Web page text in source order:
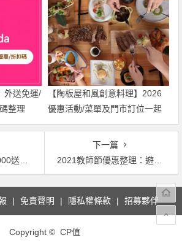
外送免運/
整理
【陶板屋和風創意料理】2026
優惠活動/菜單及門市訂位一起
看！
」瘋點數雙倍送
下一篇
2021教師節優惠整理：遊樂園、住房、餐飲、網路吃到飽、購3C一次看！
免責聲明 隱私權條款 招募夥伴
Copyright © CP值